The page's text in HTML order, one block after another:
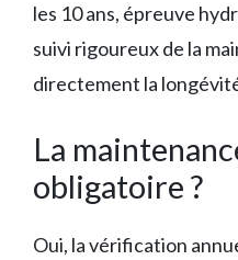
les 10 ans, épreuve
suivi rigoureux de la
directement la
La
obligatoire ?
Oui, la vérification